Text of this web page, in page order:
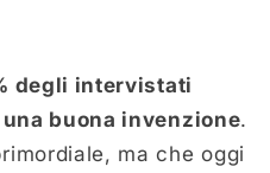
degli intervistati
buona invenzione.
ma che oggi